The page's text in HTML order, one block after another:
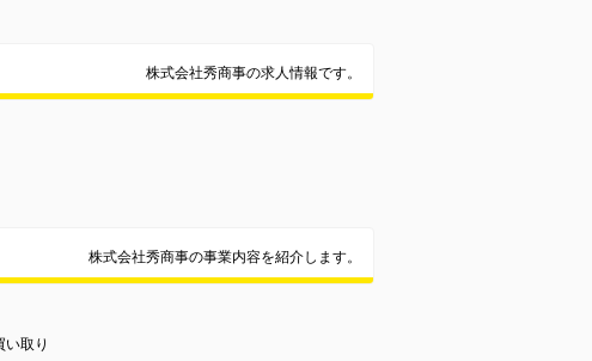
株式会社秀商事の求人情報です。
株式会社秀商事の事業内容を紹介します。
取り